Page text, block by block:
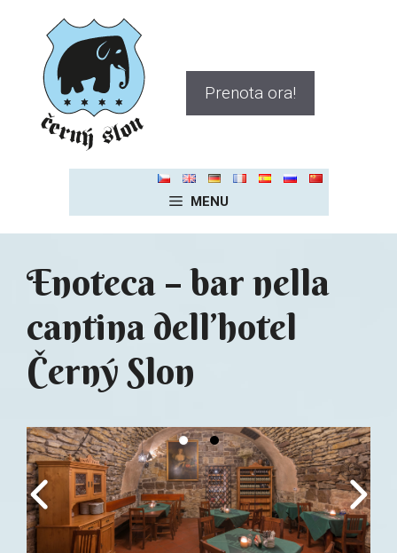
contenuto
Prenota ora!
MENU
Enoteca – bar nella
cantina dell’hotel
Černý Slon